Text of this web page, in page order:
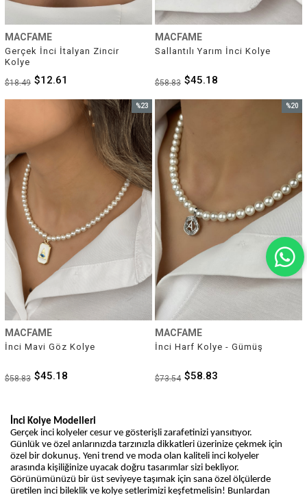
MACFAME
Gerçek İnci İtalyan Zincir
Kolye
$12.61
$18.49
MACFAME
Sallantılı Yarım İnci Kolye
$45.18
$58.83
MACFAME
İnci Mavi Göz Kolye
$45.18
$58.83
%23
İndirim
%23İndirim
MACFAME
İnci Harf Kolye - Gümüş
$58.83
$73.54
%20
İnci Kolye Modelleri
Gerçek inci kolyeler cesur ve gösterişli zarafetinizi yansıtıyor.
Günlük ve özel anlarınızda tarzınızla dikkatleri üzerinize çekmek için
özel bir dokunuş. Yeni trend ve moda olan kaliteli inci kolyeler
arasında kişiliğinize uyacak doğru tasarımlar sizi bekliyor.
Görünümünüzü bir üst seviyeye taşımak için sana özel ölçülerde
üretilen inci bileklik ve kolye setlerimizi keşfetmelisin! Bunlardan